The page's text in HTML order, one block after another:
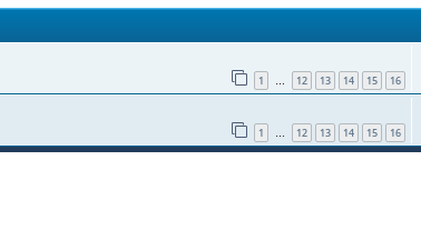
1 … 12 13 14 15 16
1 … 12 13 14 15 16